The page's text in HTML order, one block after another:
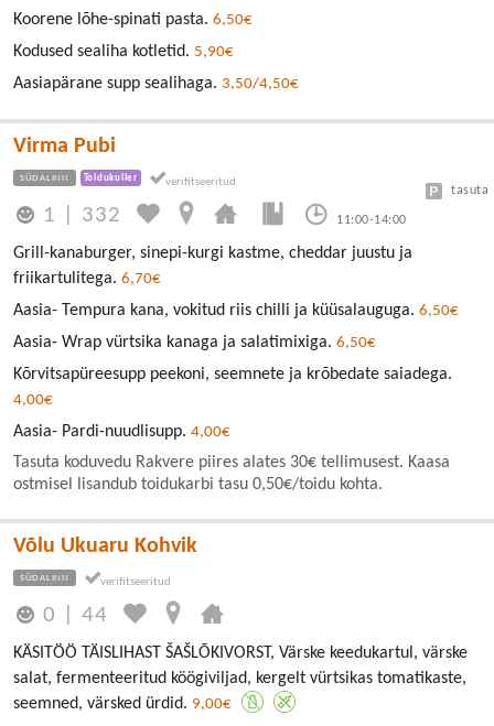
Koorene lõhe-spinati pasta. 6,50€
Kodused sealiha kotletid. 5,90€
Aasiapärane supp sealihaga. 3,50/4,50€
Virma Pubi
SÜDALINN Toidukuller
1 332 11:00-14:00
tasuta
Grill-kanaburger, sinepi-kurgi kastme, cheddar juustu ja
friikartulitega. 6,70€
Aasia- Tempura kana, vokitud riis chilli ja küüsalauguga. 6,50€
Aasia- Wrap vürtsika kanaga ja salatimixiga. 6,50€
Kõrvitsapüreesupp peekoni, seemnete ja krõbedate saiadega.
4,00€
Aasia- Pardi-nuudlisupp. 4,00€
Tasuta koduvedu Rakvere piires alates 30€ tellimusest. Kaasa
ostmisel lisandub toidukarbi tasu 0,50€/toidu kohta.
Võlu Ukuaru Kohvik
SÜDALINN
0 |44
KÄSITÖÖ TÄISLIHAST ŠAŠLÕKIVORST, Värske keedukartul, värske
salat, fermenteeritud köögiviljad, kergelt vürtsikas tomatikaste,
seemned, värsked ürdid. 9,00€